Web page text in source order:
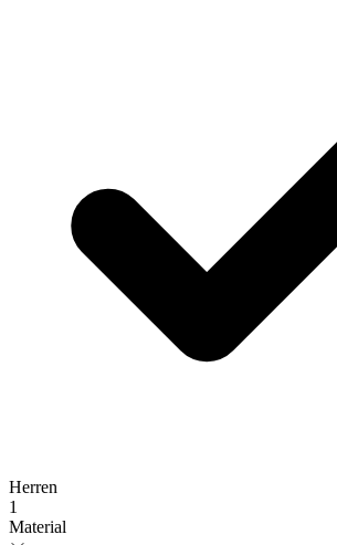
Herren
1
Material